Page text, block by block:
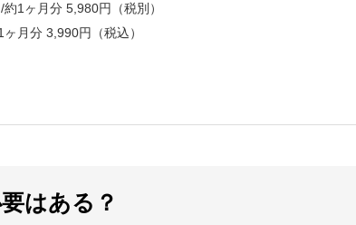
1ヶ月分 5,980円（税別）
月分 3,990円（税込）
はある？